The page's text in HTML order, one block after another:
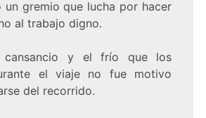
un gremio que lucha por hacer
al trabajo digno.
y el frío que los
el viaje no fue motivo
del recorrido.